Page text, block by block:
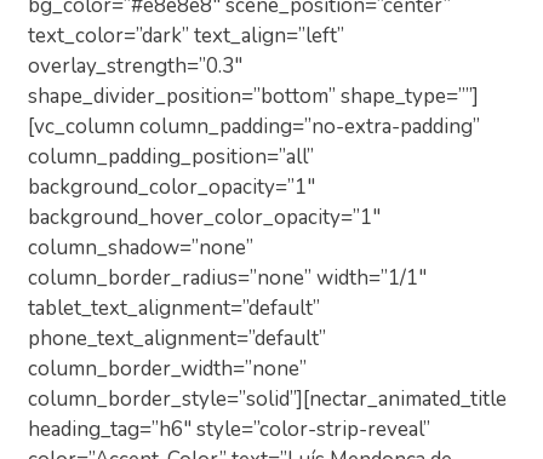
bg_color=”#e8e8e8″ scene_position=”center”
text_color=”dark” text_align=”left”
overlay_strength=”0.3″
shape_divider_position=”bottom” shape_type=””]
[vc_column column_padding=”no-extra-padding”
column_padding_position=”all”
background_color_opacity=”1″
background_hover_color_opacity=”1″
column_shadow=”none”
column_border_radius=”none” width=”1/1″
tablet_text_alignment=”default”
phone_text_alignment=”default”
column_border_width=”none”
column_border_style=”solid”][nectar_animated_title
heading_tag=”h6″ style=”color-strip-reveal”